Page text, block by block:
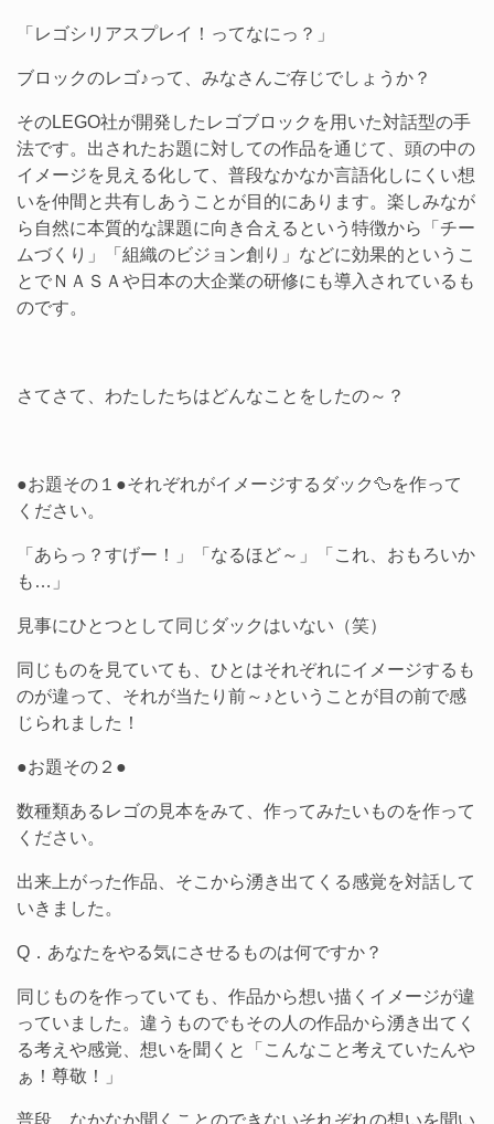
「レゴシリアスプレイ！ってなにっ？」
ブロックのレゴ♪って、みなさんご存じでしょうか？
そのLEGO社が開発したレゴブロックを用いた対話型の手
法です。出されたお題に対しての作品を通じて、頭の中の
イメージを見える化して、普段なかなか言語化しにくい想
いを仲間と共有しあうことが目的にあります。楽しみなが
ら自然に本質的な課題に向き合えるという特徴から「チー
ムづくり」「組織のビジョン創り」などに効果的というこ
とでＮＡＳＡや日本の大企業の研修にも導入されているも
のです。
さてさて、わたしたちはどんなことをしたの～？
●お題その１●それぞれがイメージするダック🦆を作って
ください。
「あらっ？すげー！」「なるほど～」「これ、おもろいか
も…」
見事にひとつとして同じダックはいない（笑）
同じものを見ていても、ひとはそれぞれにイメージするも
のが違って、それが当たり前～♪ということが目の前で感
じられました！
●お題その２●
数種類あるレゴの見本をみて、作ってみたいものを作って
ください。
出来上がった作品、そこから湧き出てくる感覚を対話して
いきました。
Q．あなたをやる気にさせるものは何ですか？
同じものを作っていても、作品から想い描くイメージが違
っていました。違うものでもその人の作品から湧き出てく
る考えや感覚、想いを聞くと「こんなこと考えていたんや
ぁ！尊敬！」
普段、なかなか聞くことのできないそれぞれの想いを聞い